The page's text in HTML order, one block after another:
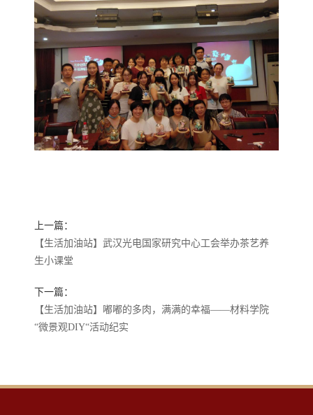
上一篇：
【生活加油站】武汉光电国家研究中心工会举办茶艺养
生小课堂
下一篇：
【生活加油站】嘟嘟的多肉，满满的幸福——材料学院
“微景观DIY“活动纪实